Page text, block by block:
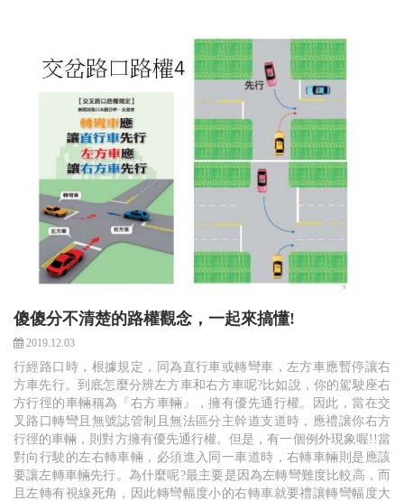
傻傻分不清楚的路權觀念，一起來搞懂!
2019.12.03
行經路口時，根據規定，同為直行車或轉彎車，左方車應暫停讓右
方車先行。到底怎麼分辨左方車和右方車呢?比如說，你的駕駛座右
方行徑的車輛稱為『右方車輛』，擁有優先通行權。因此，當在交
叉路口轉彎且無號誌管制且無法區分主幹道支道時，應禮讓你右方
行徑的車輛，則對方擁有優先通行權。但是，有一個例外現象喔!!當
對向行駛的左右轉車輛，必須進入同一車道時，右轉車輛則是應該
要讓左轉車輛先行。為什麼呢?最主要是因為左轉彎難度比較高，而
且左轉有視線死角，因此轉彎幅度小的右轉車就要禮讓轉彎幅度大